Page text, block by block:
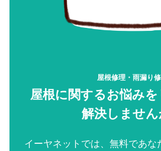
屋根修理・雨漏り
屋根に関するお悩み
解決しません
イーヤネットでは、無料であな